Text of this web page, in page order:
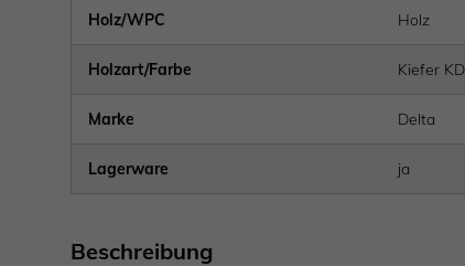
Holz/WPC Holz
Holzart/Farbe Kiefer
Marke Delta
Lagerware ja
Beschreibung